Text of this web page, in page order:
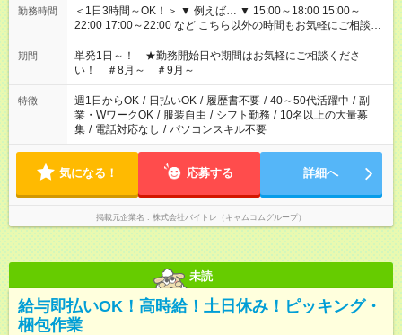
勤務時間
＜1日3時間～OK！＞ ▼ 例えば… ▼ 15:00～18:00 15:00～
22:00 17:00～22:00 など こちら以外の時間もお気軽にご相談く
ださい！
期間
単発1日～！ ★勤務開始日や期間はお気軽にご相談くださ
い！ ＃8月～ ＃9月～
特徴 週1日からOK / 日払いOK / 履歴書不要 / 40～50代活躍中 / 副
業・WワークOK / 服装自由 / シフト勤務 / 10名以上の大量募
集 / 電話対応なし / パソコンスキル不要
気になる！ 応募する 詳細へ
掲載元企業名 株式会社バイトレ（キャムコムグループ）
未読
給与即払いOK！高時給！土日休み！ピッキング・
梱包作業